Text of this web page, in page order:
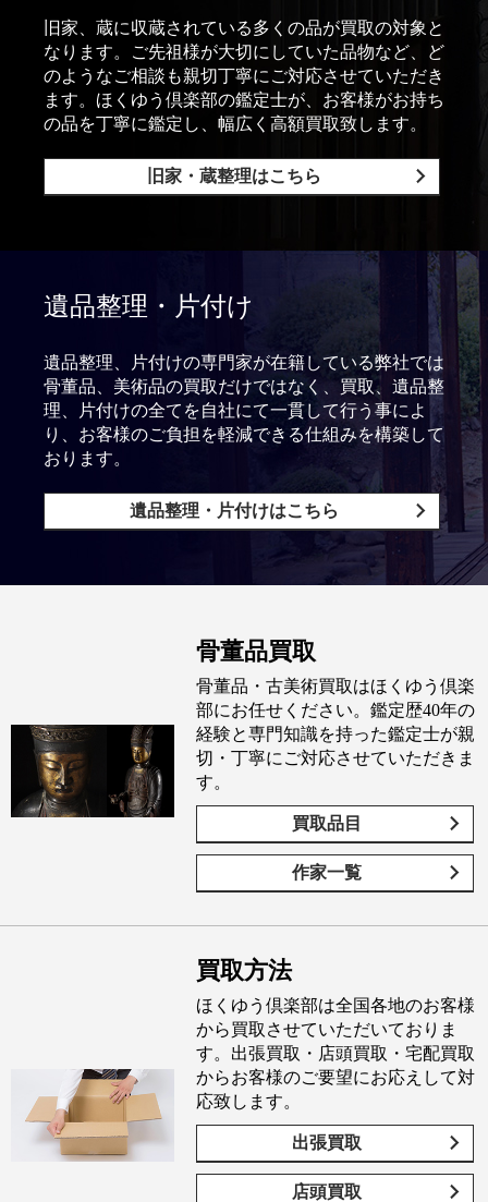
旧家、蔵に収蔵されている多くの品が買取の対象と
なります。ご先祖様が大切にしていた品物など、ど
のようなご相談も親切丁寧にご対応させていただき
ます。ほくゆう倶楽部の鑑定士が、お客様がお持ち
の品を丁寧に鑑定し、幅広く高額買取致します。
旧家・蔵整理はこちら
遺品整理・片付け
遺品整理、片付けの専門家が在籍している弊社では
骨董品、美術品の買取だけではなく、買取、遺品整
理、片付けの全てを自社にて一貫して行う事によ
り、お客様のご負担を軽減できる仕組みを構築して
おります。
遺品整理・片付けはこちら
骨董品買取
骨董品・古美術買取はほくゆう倶楽
部にお任せください。鑑定歴40年の
経験と専門知識を持った鑑定士が親
切・丁寧にご対応させていただきま
す。
買取品目
作家一覧
買取方法
ほくゆう倶楽部は全国各地のお客様
から買取させていただいておりま
す。出張買取・店頭買取・宅配買取
からお客様のご要望にお応えして対
応致します。
出張買取
店頭買取